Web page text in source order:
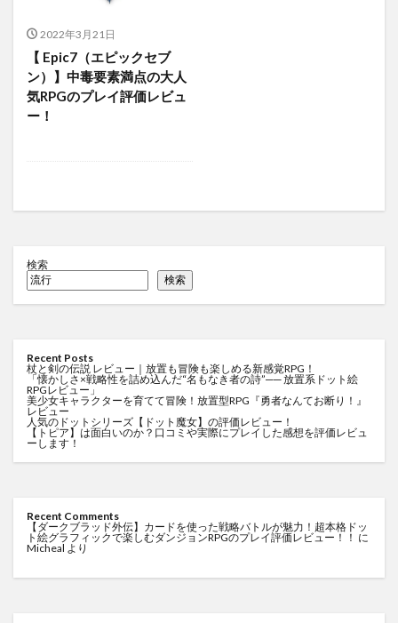
2022年3月21日
【 Epic7（エピックセブ
ン）】中毒要素満点の大人
気RPGのプレイ評価レビュ
ー！
検索
検索
Recent Posts
杖と剣の伝説 レビュー｜放置も冒険も楽しめる新感覚RPG！
「懐かしさ×戦略性を詰め込んだ“名もなき者の詩”── 放置系ドット絵
RPGレビュー」
美少女キャラクターを育てて冒険！放置型RPG『勇者なんてお断り！』
レビュー
人気のドットシリーズ【ドット魔女】の評価レビュー！
【トピア】は面白いのか？口コミや実際にプレイした感想を評価レビュ
ーします！
Recent Comments
【ダークブラッド外伝】カードを使った戦略バトルが魅力！超本格ドッ
ト絵グラフィックで楽しむダンジョンRPGのプレイ評価レビュー！！ に
Micheal より